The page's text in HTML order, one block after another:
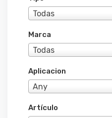
Todas
Marca
Todas
Aplicacion
Any
Artículo